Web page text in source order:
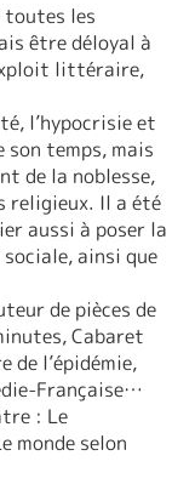
toutes les
être déloyal à
littéraire,
l’hypocrisie et
temps, mais
de la noblesse,
religieux. Il a été
aussi à poser la
ainsi que
de pièces de
Cabaret
de l’épidémie,
Française…
: Le
monde selon